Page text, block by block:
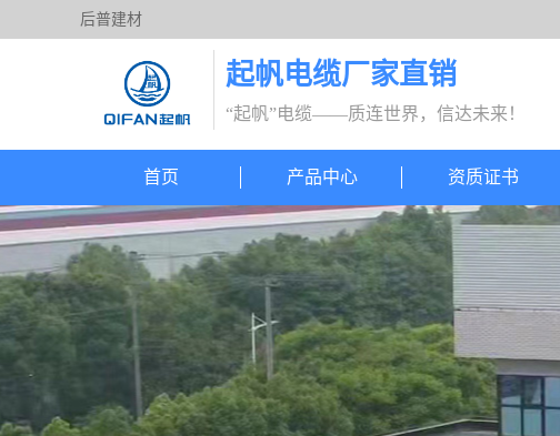
后普建材
起帆电缆厂家直销
“起帆”电缆——质连世界，信达未来！
首页 产品中心 资质证书